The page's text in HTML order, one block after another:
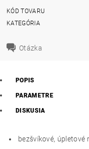
KÓD TOVARU
KATEGÓRIA
Otázka
POPIS
PARAMETRE
DISKUSIA
bezšvíkové, úpletové